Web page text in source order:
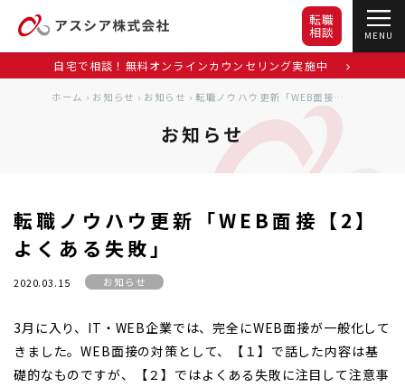
MENU
転職
相談
自宅で相談！無料オンラインカウンセリング実施中
ホーム › お知らせ › お知らせ › 転職ノウハウ更新「WEB面接【2】よくある失敗」
お知らせ
転職ノウハウ更新「WEB面接【2】
よくある失敗」
2020.03.15 お知らせ
3月に入り、IT・WEB企業では、完全にWEB面接が一般化して
きました。WEB面接の対策として、【１】で話した内容は基
礎的なものですが、【２】ではよくある失敗に注目して注意事